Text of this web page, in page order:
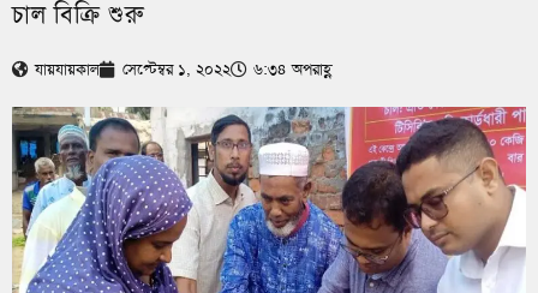
চাল বিক্রি শুরু
যায়যায়কাল সেপ্টেম্বর ১, ২০২২ ৬:৩৪ অপরাহ্ণ